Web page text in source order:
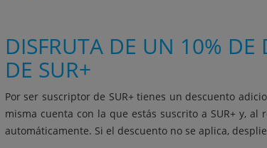
DISFRUTA DE UN 10% DE
DE SUR+
Por ser suscriptor de SUR+ tienes un descuento
misma cuenta con la que estás suscrito a SUR+ y,
automáticamente. Si el descuento no se aplica,